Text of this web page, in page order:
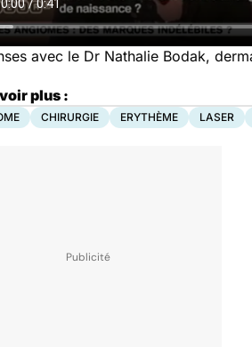
avec le Dr Nathalie Bodak,
plus :
CHIRURGIE ERYTHÈME LASER